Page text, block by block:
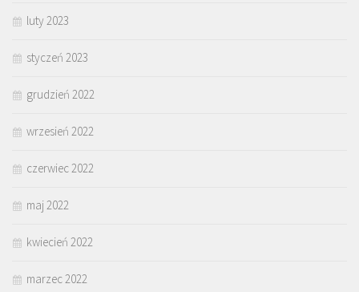
luty 2023
styczeń 2023
grudzień 2022
wrzesień 2022
czerwiec 2022
maj 2022
kwiecień 2022
marzec 2022